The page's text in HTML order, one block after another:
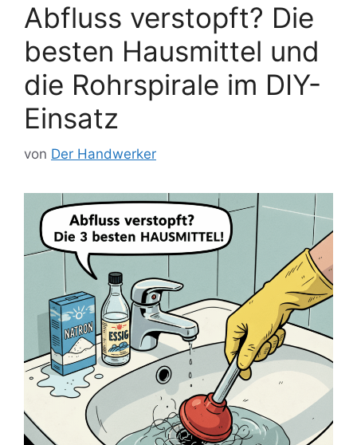
Abfluss verstopft? Die
besten Hausmittel und
die Rohrspirale im DIY-
Einsatz
von Der Handwerker